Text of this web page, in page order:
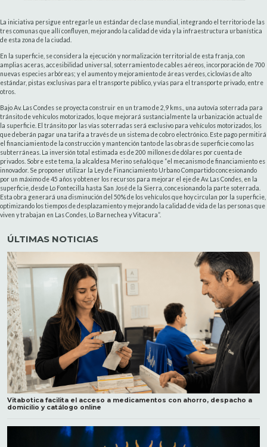
La iniciativa persigue entregarle un estándar de clase mundial, integrando el territorio de las
tres comunas que allí confluyen, mejorando la calidad de vida y la infraestructura urbanística
de esta zona de la ciudad.
En la superficie, se considera la ejecución y normalización territorial de esta franja, con
amplias aceras, accesibilidad universal, soterramiento de cables aéreos, incorporación de 700
nuevas especies arbóreas; y el aumento y mejoramiento de áreas verdes, ciclovías de alto
estándar, pistas exclusivas para el transporte público, y vías para el transporte privado, entre
otros.
Bajo Av. Las Condes se proyecta construir en un tramo de 2,9 kms., una autovía soterrada para
tránsito de vehículos motorizados, lo que mejorará sustancialmente la urbanización actual de
la superficie. El tránsito por las vías soterradas será exclusivo para vehículos motorizados, los
que deberán pagar una tarifa a través de un sistema de cobro electrónico. Este pago permitirá
el financiamiento de la construcción y mantención tanto de las obras de superficie como las
subterráneas. La inversión total estimada es de 200 millones de dólares por cuenta de
privados. Sobre este tema, la alcaldesa Merino señaló que “el mecanismo de financiamiento es
innovador. Se proponer utilizar la Ley de Financiamiento Urbano Compartido concesionando
por un máximo de 45 años y obtener los recursos para mejorar el eje de Av. Las Condes, en la
superficie, desde Lo Fontecilla hasta San José de la Sierra, concesionando la parte soterrada.
Esta obra generará una disminución del 50% de los vehículos que hoy circulan por la superficie,
optimizando los tiempos de desplazamiento y mejorando la calidad de vida de las personas que
viven y trabajan en Las Condes, Lo Barnechea y Vitacura”.
ÚLTIMAS NOTICIAS
Vitabotica facilita el acceso a medicamentos con ahorro, despacho a
domicilio y catálogo online